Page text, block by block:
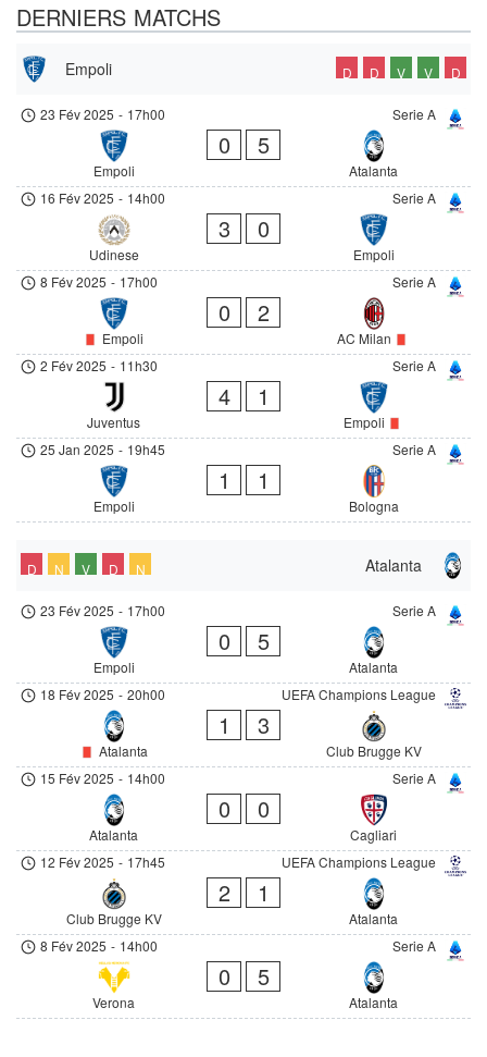
DERNIERS MATCHS
Empoli D D V V D
Serie A
23 Fév 2025 - 17h00
Empoli
0 5
Atalanta
Serie A
16 Fév 2025 - 14h00
Udinese
3 0
Empoli
Serie A
8 Fév 2025 - 17h00
Empoli
0 2
AC Milan
Serie A
2 Fév 2025 - 11h30
Juventus
4 1
Empoli
Serie A
25 Jan 2025 - 19h45
Empoli
1 1
Bologna
Atalanta
D N V D N
Serie A
23 Fév 2025 - 17h00
Empoli
0 5
Atalanta
UEFA Champions League
18 Fév 2025 - 20h00
Atalanta
1 3
Club Brugge KV
Serie A
15 Fév 2025 - 14h00
Atalanta
0 0
Cagliari
UEFA Champions League
12 Fév 2025 - 17h45
Club Brugge KV
2 1
Atalanta
Serie A
8 Fév 2025 - 14h00
Verona
0 5
Atalanta